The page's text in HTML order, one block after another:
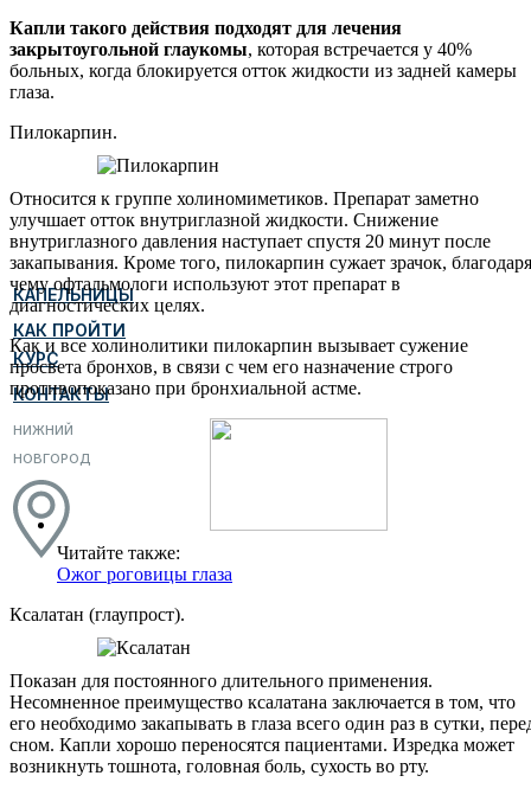
КАПЕЛЬНИЦЫ
КАК ПРОЙТИ
КУРС
КОНТАКТЫ
НИЖНИЙ
НОВГОРОД
Капли такого действия подходят для лечения
закрытоугольной глаукомы, которая встречается у 40%
больных, когда блокируется отток жидкости из задней камеры
глаза.
Пилокарпин.
Относится к группе холиномиметиков. Препарат заметно
улучшает отток внутриглазной жидкости. Снижение
внутриглазного давления наступает спустя 20 минут после
закапывания. Кроме того, пилокарпин сужает зрачок, благодаря
чему офтальмологи используют этот препарат в
диагностических целях.
Как и все холинолитики пилокарпин вызывает сужение
просвета бронхов, в связи с чем его назначение строго
противопоказано при бронхиальной астме.
Читайте также:
Ожог роговицы глаза
Ксалатан (глаупрост).
Показан для постоянного длительного применения.
Несомненное преимущество ксалатана заключается в том, что
его необходимо закапывать в глаза всего один раз в сутки,
сном. Капли хорошо переносятся пациентами. Изредка может
возникнуть тошнота, головная боль, сухость во рту.